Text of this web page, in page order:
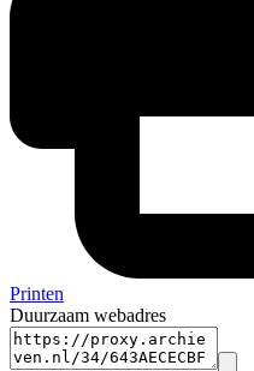
Printen
Duurzaam webadres